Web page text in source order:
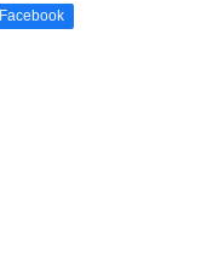
Facebook